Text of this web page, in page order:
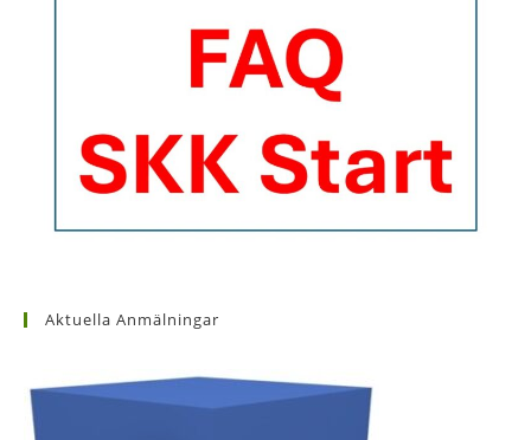
Aktuella Anmälningar